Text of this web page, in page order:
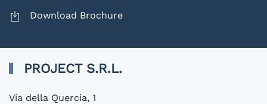
Download Brochure
PROJECT S.R.L.
Via della Quercia, 1